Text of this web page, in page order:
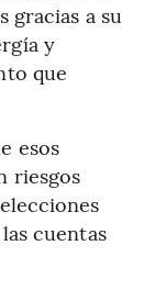
a su
y
que
esos
riesgos
cuentas